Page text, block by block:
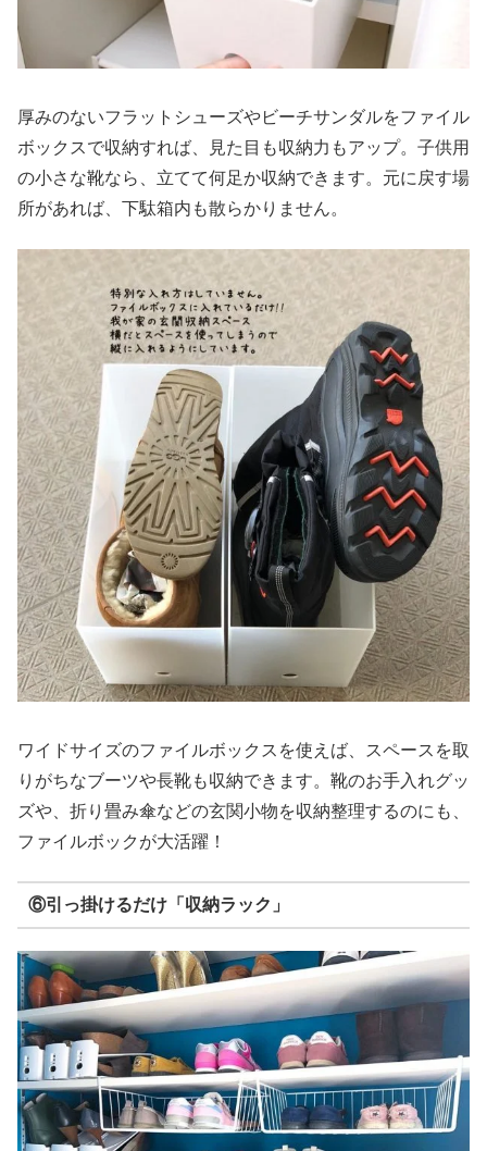
厚みのないフラットシューズやビーチサンダルをファイル
ボックスで収納すれば、見た目も収納力もアップ。子供用
の小さな靴なら、立てて何足か収納できます。元に戻す場
所があれば、下駄箱内も散らかりません。
ワイドサイズのファイルボックスを使えば、スペースを取
りがちなブーツや長靴も収納できます。靴のお手入れグッ
ズや、折り畳み傘などの玄関小物を収納整理するのにも、
ファイルボックが大活躍！
⑥引っ掛けるだけ「収納ラック」